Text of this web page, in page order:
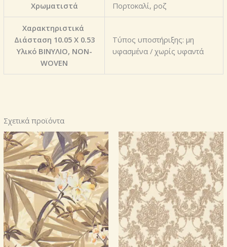
Χρωματιστά Πορτοκαλί, ροζ
Χαρακτηριστικά
Διάσταση 10.05 X 0.53
Υλικό ΒΙΝΥΛΙΟ, NON-
WOVEN
Τύπος υποστήριξης: μη
υφασμένα / χωρίς υφαντά
Σχετικά προϊόντα